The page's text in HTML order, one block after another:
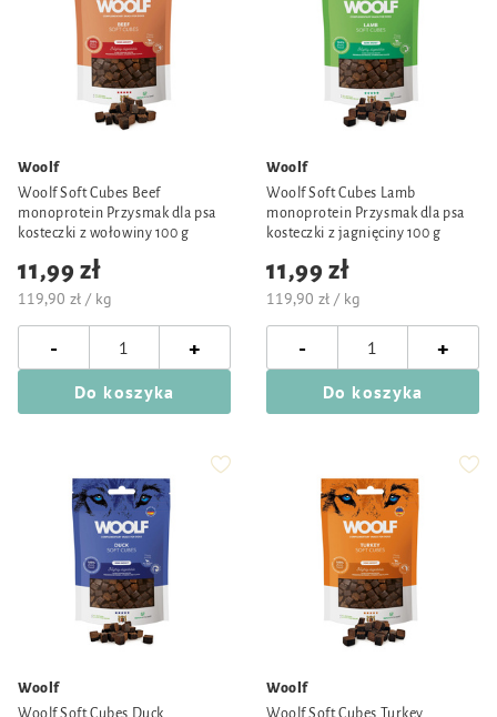
Woolf
Woolf Soft Cubes Beef
monoprotein Przysmak dla psa
kosteczki z wołowiny 100 g
11,99 zł
119,90 zł / kg
- +
Do koszyka
Woolf
Woolf Soft Cubes Lamb
monoprotein Przysmak dla psa
kosteczki z jagnięciny 100 g
11,99 zł
119,90 zł / kg
- +
Do koszyka
Woolf
Woolf Soft Cubes Duck
Woolf
Woolf Soft Cubes Turkey